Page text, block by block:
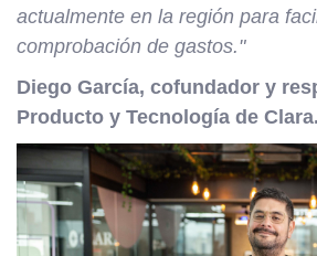
actualmente en la región para
comprobación de gastos."
Diego García, cofundador y
Producto y Tecnología de Clara.